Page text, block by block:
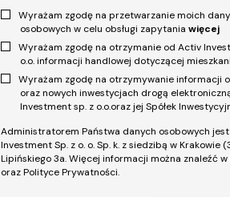
Wyrażam zgodę na przetwarzanie moich
osobowych w celu obsługi zapytaniawięcej
Wyrażam zgodę na otrzymanie od Activ
o.o. informacji handlowej dotyczącej
Wyrażam zgodę na otrzymywanie informacji
oraz nowych inwestycjach drogą
Investment sp. z o.o.oraz jej Spółek
Administratorem Państwa danych osobowych
Investment Sp. z o. o. Sp. k. z siedzibą w Krakowie
Lipińskiego 3a. Więcej informacji można znaleźć
oraz Polityce Prywatności.